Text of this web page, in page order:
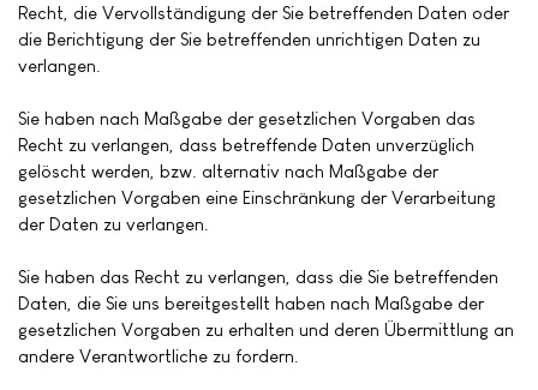
Recht, die Vervollständigung der Sie betreffenden Daten oder
die Berichtigung der Sie betreffenden unrichtigen Daten zu
verlangen.
Sie haben nach Maßgabe der gesetzlichen Vorgaben das
Recht zu verlangen, dass betreffende Daten unverzüglich
gelöscht werden, bzw. alternativ nach Maßgabe der
gesetzlichen Vorgaben eine Einschränkung der Verarbeitung
der Daten zu verlangen.
Sie haben das Recht zu verlangen, dass die Sie betreffenden
Daten, die Sie uns bereitgestellt haben nach Maßgabe der
gesetzlichen Vorgaben zu erhalten und deren Übermittlung an
andere Verantwortliche zu fordern.